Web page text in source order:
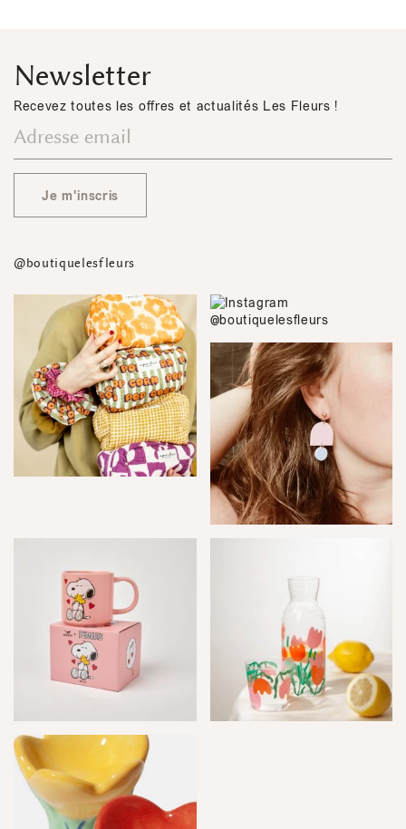
Newsletter
Recevez toutes les offres et actualités Les Fleurs !
Je m'inscris
@boutiquelesfleurs